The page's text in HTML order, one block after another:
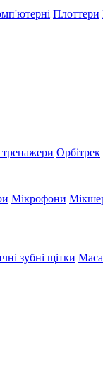
Плоттери
тренажери Орбітрек
Мікрофони
зубні щітки